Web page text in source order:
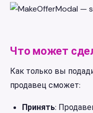
Что может
Как только вы
продавец сможет:
Принять: